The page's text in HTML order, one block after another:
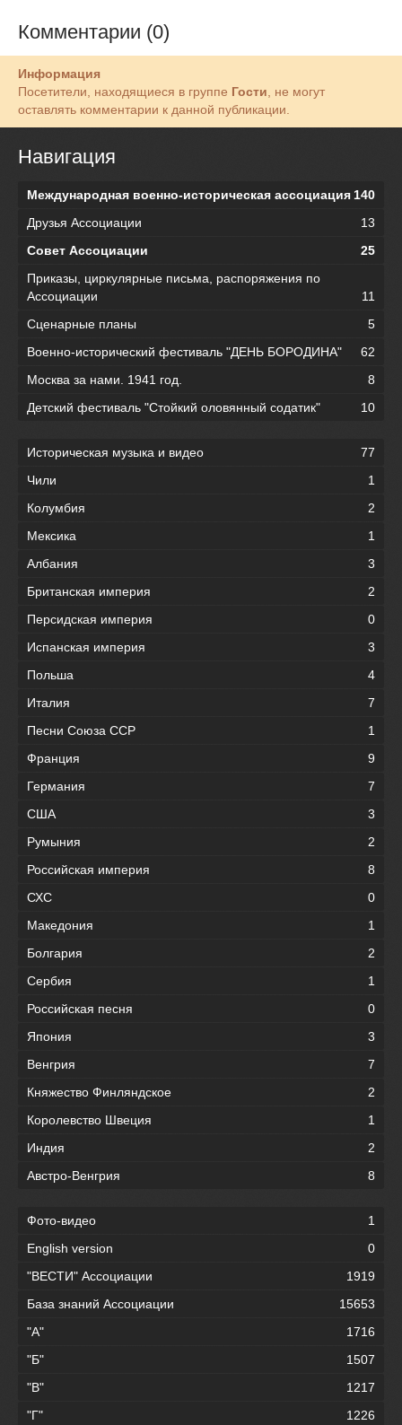
Комментарии (0)
Информация
Посетители, находящиеся в группе Гости, не могут
оставлять комментарии к данной публикации.
Навигация
Международная военно-историческая ассоциация 140
Друзья Ассоциации
13
Совет Ассоциации
25
Приказы, циркулярные письма, распоряжения по
Ассоциации
11
Сценарные планы
5
Военно-исторический фестиваль "ДЕНЬ БОРОДИНА"
62
Москва за нами. 1941 год.
8
Детский фестиваль "Стойкий оловянный содатик"
10
Историческая музыка и видео
77
Чили
1
Колумбия
2
Мексика
1
Албания
3
Британская империя
2
Персидская империя
0
Испанская империя
3
Польша
4
Италия
7
Песни Союза ССР
1
Франция
9
Германия
7
США
3
Румыния
2
Российская империя
8
СХС
0
Македония
1
Болгария
2
Сербия
1
Российская песня
0
Япония
3
Венгрия
7
Княжество Финляндское
2
Королевство Швеция
1
Индия
2
Австро-Венгрия
8
Фото-видео
1
English version
0
"ВЕСТИ" Ассоциации
1919
База знаний Ассоциации
15653
"А"
1716
"Б"
1507
"В"
1217
"Г"
1226